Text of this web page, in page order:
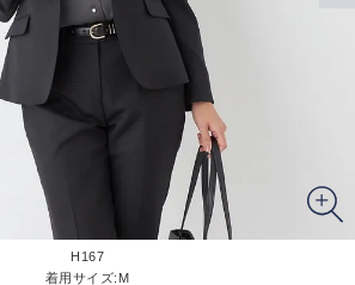
H167
着用サイズ:M